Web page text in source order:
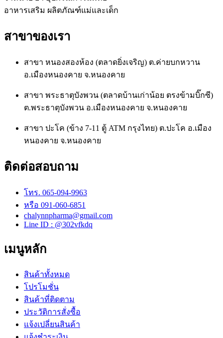
อาหารเสริม ผลิตภัณฑ์แม่และเด็ก
สาขาของเรา
สาขา หนองสองห้อง (ตลาดยิ่งเจริญ) ต.ค่ายบกหวาน
อ.เมืองหนองคาย จ.หนองคาย
สาขา พระธาตุบังพวน (ตลาดบ้านเก่าน้อย ตรงข้ามบิ๊กซี)
ต.พระธาตุบังพวน อ.เมืองหนองคาย จ.หนองคาย
สาขา ปะโค (ข้าง 7-11 ตู้ ATM กรุงไทย) ต.ปะโค อ.เมือง
หนองคาย จ.หนองคาย
ติดต่อสอบถาม
โทร. 065-094-9963
หรือ 091-060-6851
chalynnpharma@gmail.com
Line ID : @302vfkdq
เมนูหลัก
สินค้าทั้งหมด
โปรโมชั่น
สินค้าที่ติดตาม
ประวัติการสั่งซื้อ
แจ้งเปลี่ยนสินค้า